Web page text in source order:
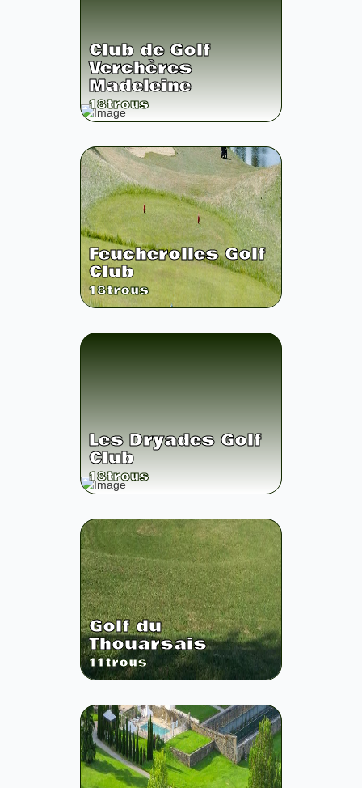
Club de Golf
Verchères
Madeleine
18trous
Feucherolles Golf
Club
18trous
Les Dryades Golf
Club
18trous
Golf du
Thouarsais
11trous